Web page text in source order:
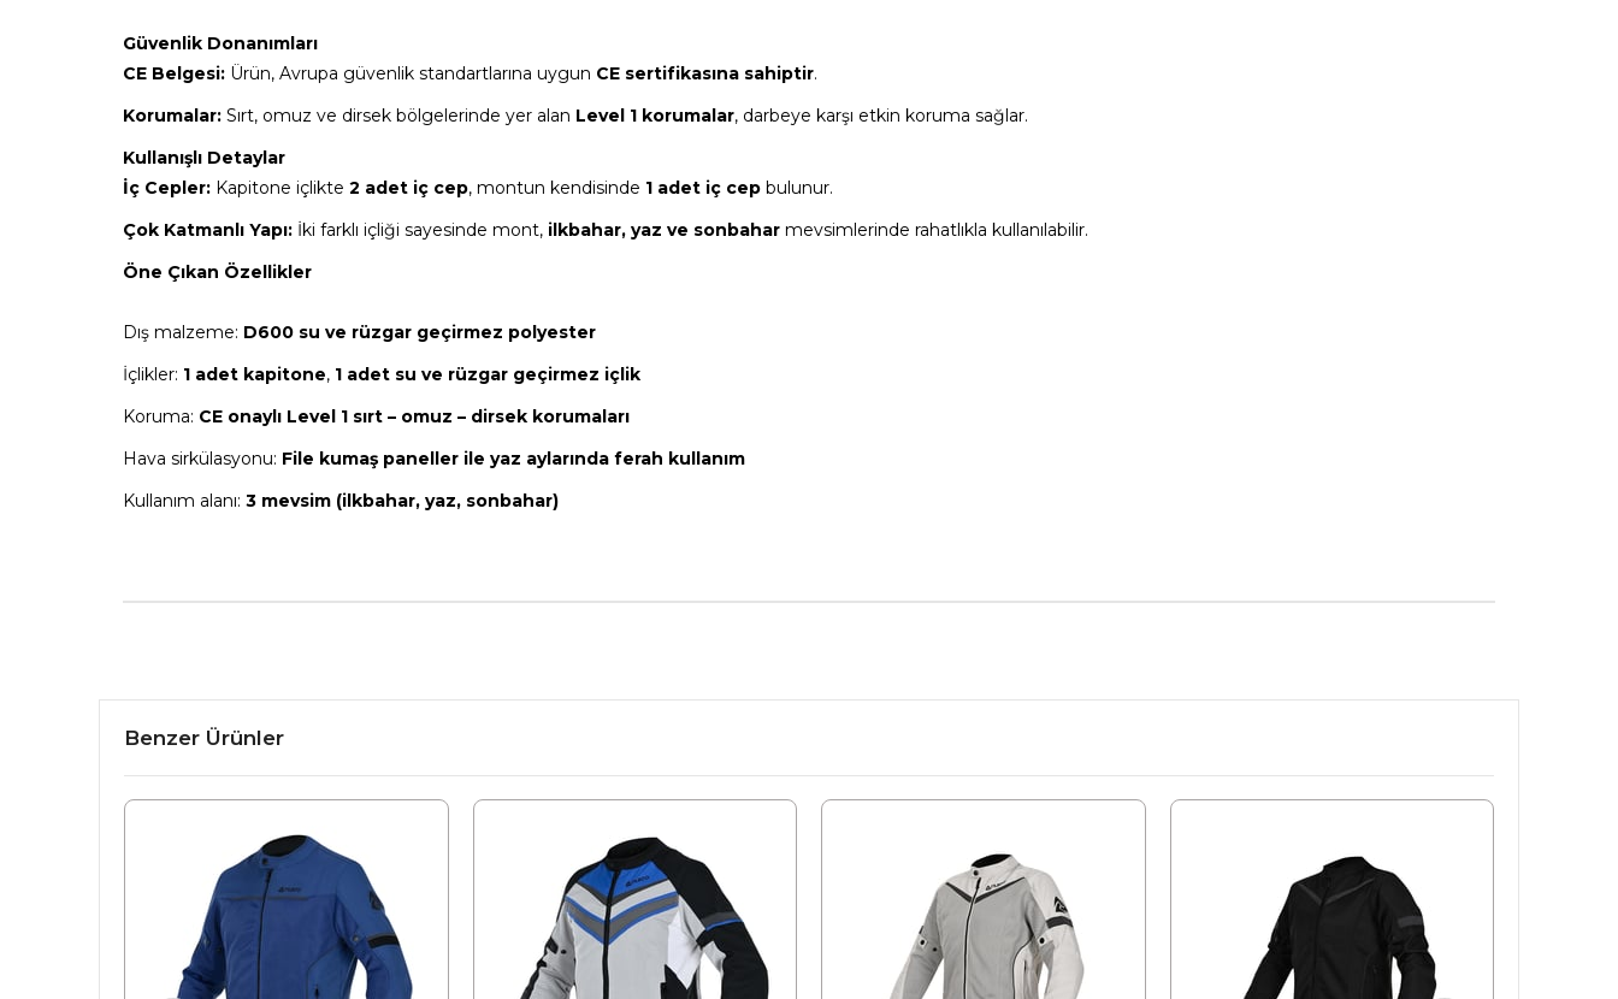
Güvenlik Donanımları
CE Belgesi: Ürün, Avrupa güvenlik standartlarına uygun CE sertifikasına sahiptir.
Korumalar: Sırt, omuz ve dirsek bölgelerinde yer alan Level 1 korumalar, darbeye karşı etkin koruma sağlar.
Kullanışlı Detaylar
İç Cepler: Kapitone içlikte 2 adet iç cep, montun kendisinde 1 adet iç cep bulunur.
Çok Katmanlı Yapı: İki farklı içliği sayesinde mont, ilkbahar, yaz ve sonbahar mevsimlerinde rahatlıkla kullanılabilir.
Öne Çıkan Özellikler
Dış malzeme: D600 su ve rüzgar geçirmez polyester
İçlikler: 1 adet kapitone, 1 adet su ve rüzgar geçirmez içlik
Koruma: CE onaylı Level 1 sırt – omuz – dirsek korumaları
Hava sirkülasyonu: File kumaş paneller ile yaz aylarında ferah kullanım
Kullanım alanı: 3 mevsim (ilkbahar, yaz, sonbahar)
Benzer Ürünler